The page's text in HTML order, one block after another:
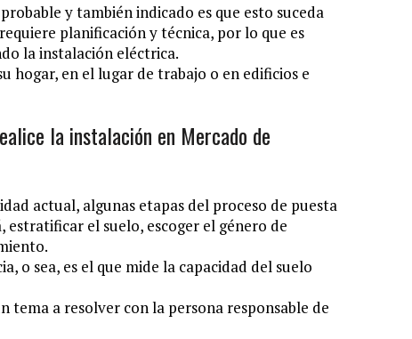
y también indicado es que esto suceda
planificación y técnica, por lo que es
la instalación eléctrica.
hogar, en el lugar de trabajo o en edificios e
la instalación en Mercado de
actual, algunas etapas del proceso de puesta
el suelo, escoger el género de
o sea, es el que mide la capacidad del suelo
tema a resolver con la persona responsable de